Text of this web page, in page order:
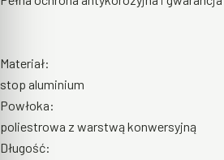
Materiał:
stop aluminium
Powłoka:
poliestrowa z warstwą konwersyjną
Długość: